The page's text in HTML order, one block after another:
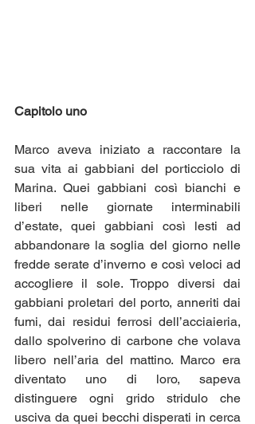
Capitolo uno
Marco aveva iniziato a raccontare la
sua vita ai gabbiani del porticciolo di
Marina. Quei gabbiani così bianchi e
liberi nelle giornate interminabili
d’estate, quei gabbiani così lesti ad
abbandonare la soglia del giorno nelle
fredde serate d’inverno e così veloci ad
accogliere il sole. Troppo diversi dai
gabbiani proletari del porto, anneriti dai
fumi, dai residui ferrosi dell’acciaieria,
dallo spolverino di carbone che volava
libero nell’aria del mattino. Marco era
diventato uno di loro, sapeva
distinguere ogni grido stridulo che
usciva da quei becchi disperati in cerca